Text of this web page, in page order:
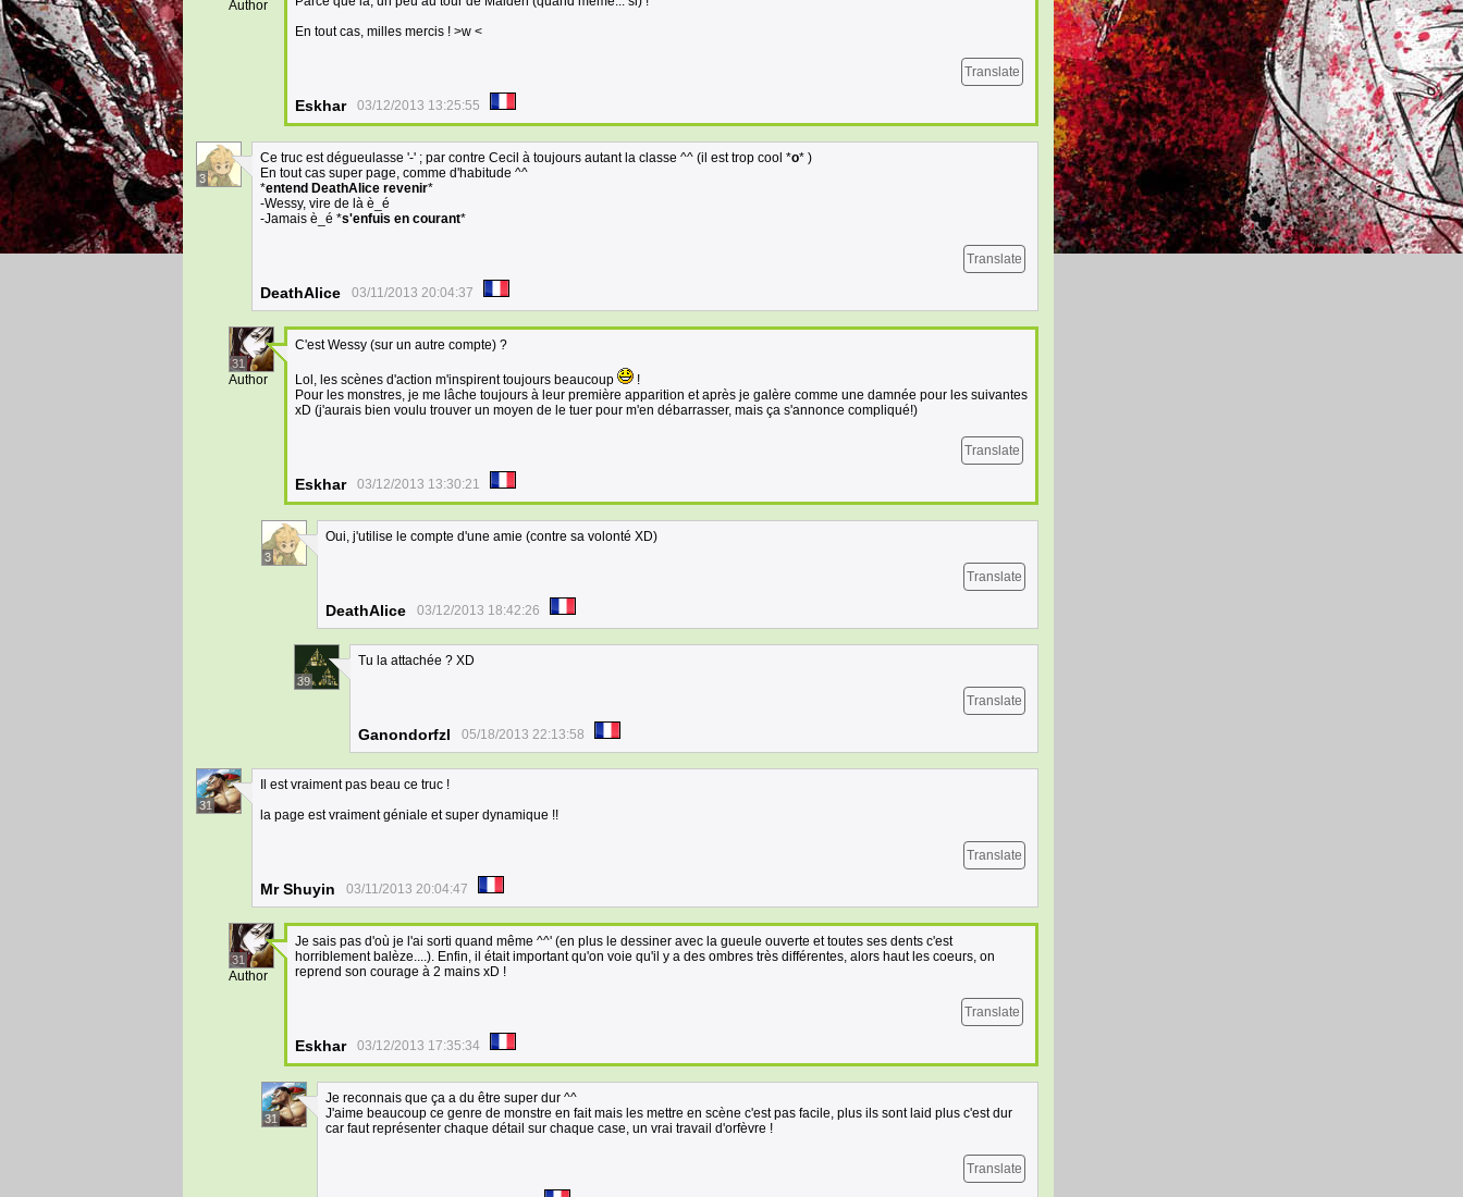
Author
En tout cas, milles mercis ! >w <
Translate
Eskhar 03/12/2013 13:25:55
3
Ce truc est dégueulasse '-' ; par contre Cecil à toujours autant la classe ^^ (il est trop cool *o* )
En tout cas super page, comme d'habitude ^^
*entend DeathAlice revenir*
-Wessy, vire de là è_é
-Jamais è_é *s'enfuis en courant*
Translate
DeathAlice 03/11/2013 20:04:37
31
Author
C'est Wessy (sur un autre compte) ?
Lol, les scènes d'action m'inspirent toujours beaucoup
!
Pour les monstres, je me lâche toujours à leur première apparition et après je galère comme une damnée pour les suivantes
xD (j'aurais bien voulu trouver un moyen de le tuer pour m'en débarrasser, mais ça s'annonce compliqué!)
Translate
Eskhar 03/12/2013 13:30:21
3
Oui, j'utilise le compte d'une amie (contre sa volonté XD)
Translate
DeathAlice 03/12/2013 18:42:26
39
Tu la attachée ? XD
Translate
Ganondorfzl 05/18/2013 22:13:58
31
Il est vraiment pas beau ce truc !
la page est vraiment géniale et super dynamique !!
Translate
Mr Shuyin 03/11/2013 20:04:47
31
Author
Je sais pas d'où je l'ai sorti quand même ^^' (en plus le dessiner avec la gueule ouverte et toutes ses dents c'est
horriblement balèze....). Enfin, il était important qu'on voie qu'il y a des ombres très différentes, alors haut les coeurs, on
reprend son courage à 2 mains xD !
Translate
Eskhar 03/12/2013 17:35:34
31
Je reconnais que ça a du être super dur ^^
J'aime beaucoup ce genre de monstre en fait mais les mettre en scène c'est pas facile, plus ils sont laid plus c'est dur
car faut représenter chaque détail sur chaque case, un vrai travail d'orfèvre !
Translate